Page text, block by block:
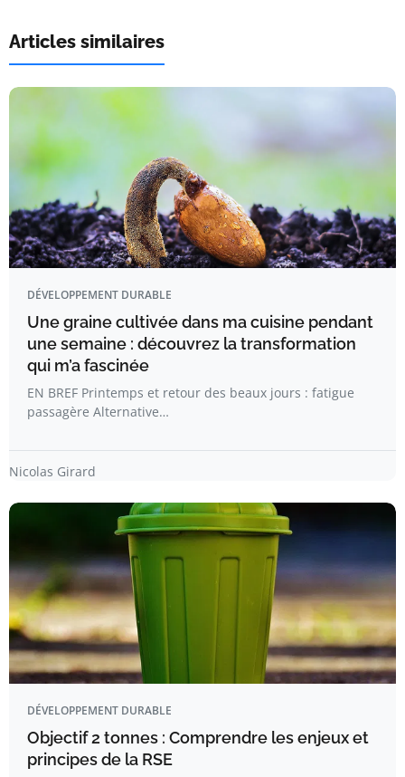
Articles similaires
DÉVELOPPEMENT DURABLE
Une graine cultivée dans ma cuisine pendant
une semaine : découvrez la transformation
qui m’a fascinée
EN BREF Printemps et retour des beaux jours : fatigue
passagère Alternative…
Nicolas Girard
DÉVELOPPEMENT DURABLE
Objectif 2 tonnes : Comprendre les enjeux et
principes de la RSE